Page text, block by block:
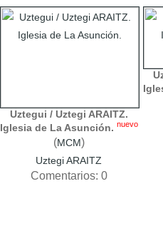
Uztegui / Uztegi ARAITZ.
Iglesia de La Asunción. nuevo
(MCM)
Uztegi ARAITZ
Comentarios: 0